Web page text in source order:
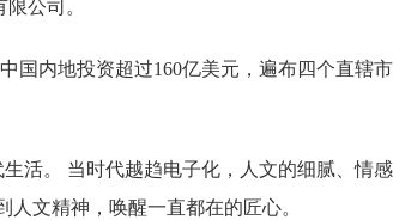
公司。
国内地投资超过160亿美元，遍布四个直辖市
活。 当时代越趋电子化，人文的细腻、情感
人文精神，唤醒一直都在的匠心。